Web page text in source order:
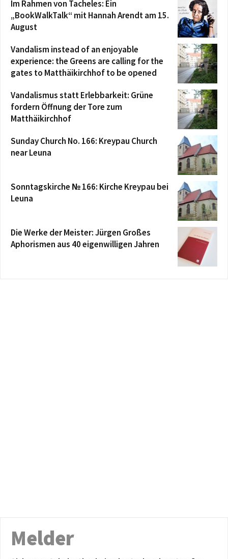
Im Rahmen von Tacheles: Ein
„BookWalkTalk“ mit Hannah Arendt am 15.
August
Vandalism instead of an enjoyable
experience: the Greens are calling for the
gates to Matthäikirchhof to be opened
Vandalismus statt Erlebbarkeit: Grüne
fordern Öffnung der Tore zum
Matthäikirchhof
Sunday Church No. 166: Kreypau Church
near Leuna
Sonntagskirche № 166: Kirche Kreypau bei
Leuna
Die Werke der Meister: Jürgen Großes
Aphorismen aus 40 eigenwilligen Jahren
Melder